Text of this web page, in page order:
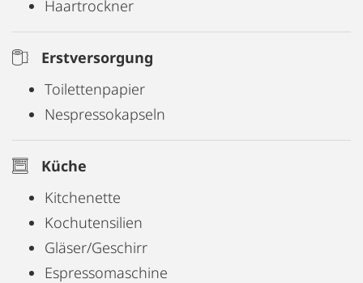
Haartrockner
Erstversorgung
Toilettenpapier
Nespressokapseln
Küche
Kitchenette
Kochutensilien
Gläser/Geschirr
Espressomaschine